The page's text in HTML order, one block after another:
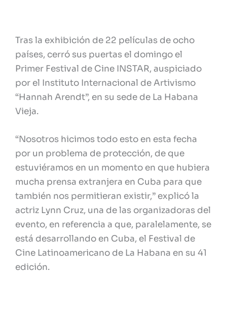
Tras la exhibición de 22 películas de ocho
países, cerró sus puertas el domingo el
Primer Festival de Cine INSTAR, auspiciado
por el Instituto Internacional de Artivismo
“Hannah Arendt”, en su sede de La Habana
Vieja.
“Nosotros hicimos todo esto en esta fecha
por un problema de protección, de que
estuviéramos en un momento en que hubiera
mucha prensa extranjera en Cuba para que
también nos permitieran existir,” explicó la
actriz Lynn Cruz, una de las organizadoras del
evento, en referencia a que, paralelamente, se
está desarrollando en Cuba, el Festival de
Cine Latinoamericano de La Habana en su 41
edición.